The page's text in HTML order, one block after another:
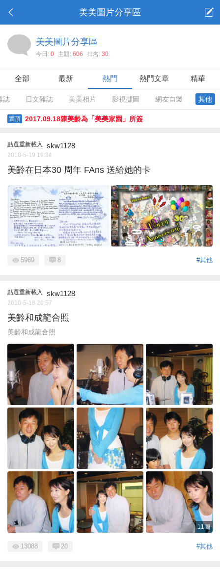
美美圖片分享區
美美圖片分享區
今日: 0 主題: 606 排名: 30
全部 最新 熱門 熱門文章 精華
誌 日文雜誌 美美相片 影視擷圖 網友自製 其他
置頂 2017.09.18陳美齡為「美美家園」所簽
點選重新載入 skw1128
2010-5-19 19:34
美齡在日本30 周年 FAns 送給她的卡
#其他
5969 8
點選重新載入 skw1128
2010-5-18 20:57
美齡和成龍合照
美齡和成龍合照
11圖
#其他
13088 20